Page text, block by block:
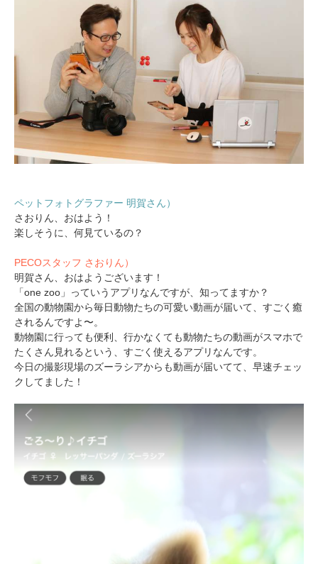
ペットフォトグラファー 明賀さん）
さおりん、おはよう！
楽しそうに、何見ているの？
PECOスタッフ さおりん）
明賀さん、おはようございます！
「one zoo」っていうアプリなんですが、知ってますか？
全国の動物園から毎日動物たちの可愛い動画が届いて、すごく癒
されるんですよ〜。
動物園に行っても便利、行かなくても動物たちの動画がスマホで
たくさん見れるという、すごく使えるアプリなんです。
今日の撮影現場のズーラシアからも動画が届いてて、早速チェッ
クしてました！